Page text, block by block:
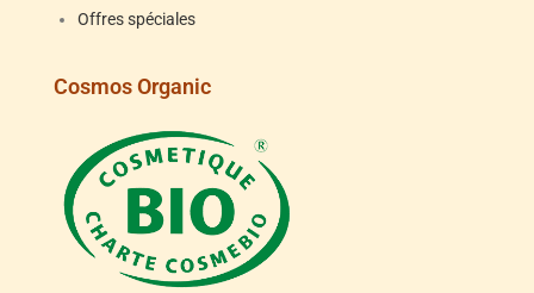
Offres spéciales
Cosmos Organic